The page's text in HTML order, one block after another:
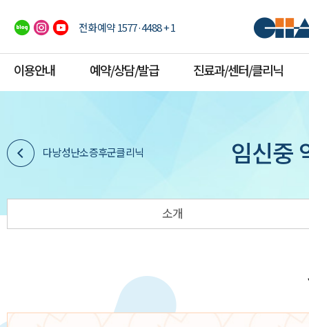
전화예약 1577·4488 + 1
이용안내 예약/상담/발급 진료과/센터/클리닉
다낭성난소증후군클리닉 임신중
소개